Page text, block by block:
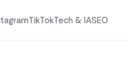
TikTokTech & IASEO